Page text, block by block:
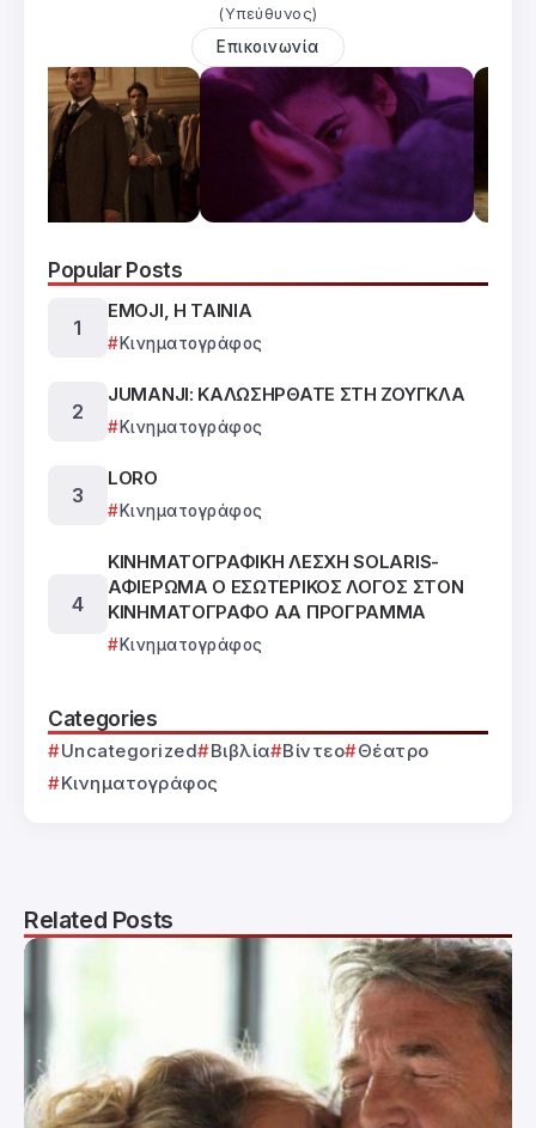
(Υπεύθυνος)
Επικοινωνία
Popular Posts
EMOJI, Η ΤΑΙΝΙΑ
Κινηματογράφος
JUMANJI: ΚΑΛΩΣΗΡΘΑΤΕ ΣΤΗ ΖΟΥΓΚΛΑ
Κινηματογράφος
LORO
Κινηματογράφος
ΚΙΝΗΜΑΤΟΓΡΑΦΙΚΗ ΛΕΣΧΗ SOLARIS-
ΑΦΙΕΡΩΜΑ Ο ΕΣΩΤΕΡΙΚΟΣ ΛΟΓΟΣ ΣΤΟΝ
ΚΙΝΗΜΑΤΟΓΡΑΦΟ ΑΑ ΠΡΟΓΡΑΜΜΑ
Κινηματογράφος
Categories
Uncategorized Βιβλία Βίντεο
Θέατρο
Κινηματογράφος
Related Posts